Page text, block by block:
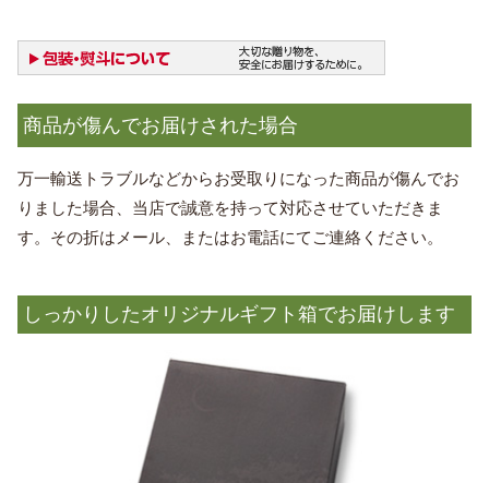
商品が傷んでお届けされた場合
万一輸送トラブルなどからお受取りになった商品が傷んでお
りました場合、当店で誠意を持って対応させていただきま
す。その折はメール、またはお電話にてご連絡ください。
しっかりしたオリジナルギフト箱でお届けします